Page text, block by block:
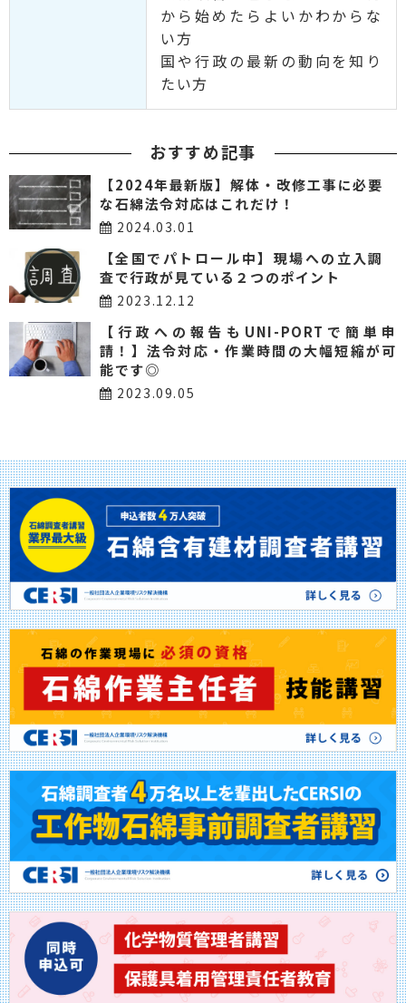
から始めたらよいかわからな
い方
国や行政の最新の動向を知り
たい方
おすすめ記事
【2024年最新版】解体・改修工事に必要
な石綿法令対応はこれだけ！
2024.03.01
【全国でパトロール中】現場への立入調
査で行政が見ている２つのポイント
2023.12.12
【行政への報告もUNI-PORTで簡単申
請！】法令対応・作業時間の大幅短縮が可
能です◎
2023.09.05